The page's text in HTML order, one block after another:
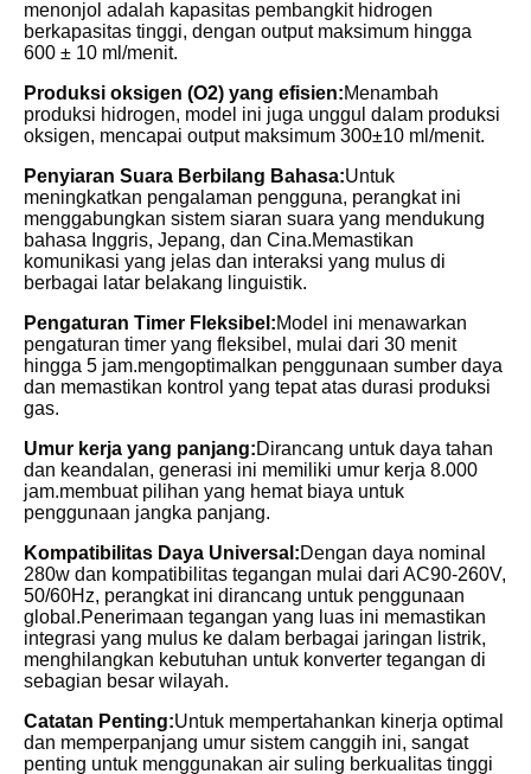
menonjol adalah kapasitas pembangkit hidrogen
berkapasitas tinggi, dengan output maksimum hingga
600 ± 10 ml/menit.
Produksi oksigen (O2) yang efisien:Menambah
produksi hidrogen, model ini juga unggul dalam produksi
oksigen, mencapai output maksimum 300±10 ml/menit.
Penyiaran Suara Berbilang Bahasa:Untuk
meningkatkan pengalaman pengguna, perangkat ini
menggabungkan sistem siaran suara yang mendukung
bahasa Inggris, Jepang, dan Cina.Memastikan
komunikasi yang jelas dan interaksi yang mulus di
berbagai latar belakang linguistik.
Pengaturan Timer Fleksibel:Model ini menawarkan
pengaturan timer yang fleksibel, mulai dari 30 menit
hingga 5 jam.mengoptimalkan penggunaan sumber daya
dan memastikan kontrol yang tepat atas durasi produksi
gas.
Umur kerja yang panjang:Dirancang untuk daya tahan
dan keandalan, generasi ini memiliki umur kerja 8.000
jam.membuat pilihan yang hemat biaya untuk
penggunaan jangka panjang.
Kompatibilitas Daya Universal:Dengan daya nominal
280w dan kompatibilitas tegangan mulai dari AC90-260V,
50/60Hz, perangkat ini dirancang untuk penggunaan
global.Penerimaan tegangan yang luas ini memastikan
integrasi yang mulus ke dalam berbagai jaringan listrik,
menghilangkan kebutuhan untuk konverter tegangan di
sebagian besar wilayah.
Catatan Penting:Untuk mempertahankan kinerja optimal
dan memperpanjang umur sistem canggih ini, sangat
penting untuk menggunakan air suling berkualitas tinggi